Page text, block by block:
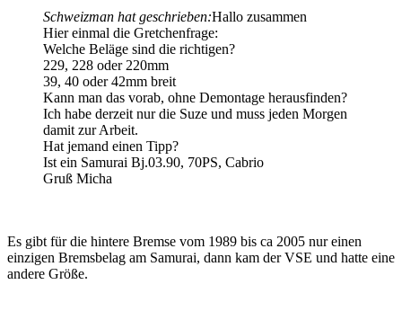
Schweizman hat geschrieben:Hallo zusammen
Hier einmal die Gretchenfrage:
Welche Beläge sind die richtigen?
229, 228 oder 220mm
39, 40 oder 42mm breit
Kann man das vorab, ohne Demontage herausfinden?
Ich habe derzeit nur die Suze und muss jeden Morgen
damit zur Arbeit.
Hat jemand einen Tipp?
Ist ein Samurai Bj.03.90, 70PS, Cabrio
Gruß Micha
Es gibt für die hintere Bremse vom 1989 bis ca 2005 nur einen
einzigen Bremsbelag am Samurai, dann kam der VSE und hatte eine
andere Größe.